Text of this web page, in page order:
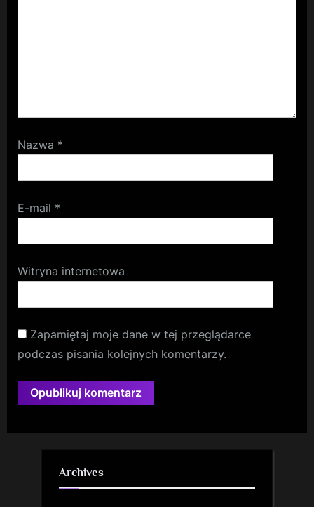
Nazwa *
E-mail *
Witryna internetowa
Zapamiętaj moje dane w tej przeglądarce
podczas pisania kolejnych komentarzy.
Archives